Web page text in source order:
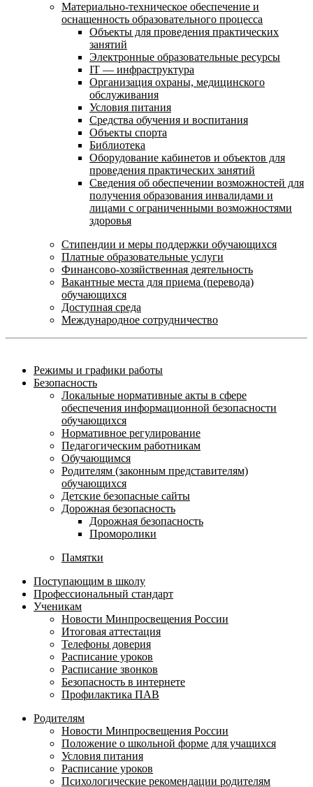
Материально-техническое обеспечение и
оснащенность образовательного процесса
Объекты для проведения практических
занятий
Электронные образовательные ресурсы
IT — инфраструктура
Организация охраны, медицинского
обслуживания
Условия питания
Средства обучения и воспитания
Объекты спорта
Библиотека
Оборудование кабинетов и объектов для
проведения практических занятий
Сведения об обеспечении возможностей для
получения образования инвалидами и
лицами с ограниченными возможностями
здоровья
Стипендии и меры поддержки обучающихся
Платные образовательные услуги
Финансово-хозяйственная деятельность
Вакантные места для приема (перевода)
обучающихся
Доступная среда
Международное сотрудничество
Режимы и графики работы
Безопасность
Локальные нормативные акты в сфере
обеспечения информационной безопасности
обучающихся
Нормативное регулирование
Педагогическим работникам
Обучающимся
Родителям (законным представителям)
обучающихся
Детские безопасные сайты
Дорожная безопасность
Дорожная безопасность
Проморолики
Памятки
Поступающим в школу
Профессиональный стандарт
Ученикам
Новости Минпросвещения России
Итоговая аттестация
Телефоны доверия
Расписание уроков
Расписание звонков
Безопасность в интернете
Профилактика ПАВ
Родителям
Новости Минпросвещения России
Положение о школьной форме для учащихся
Условия питания
Расписание уроков
Психологические рекомендации родителям